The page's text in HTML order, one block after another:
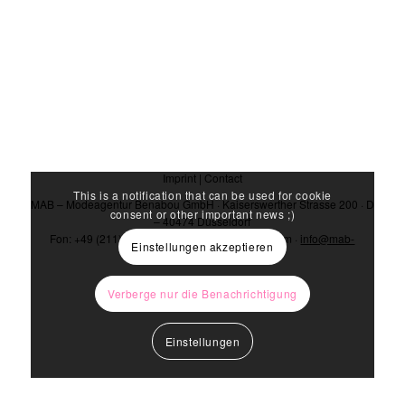
Imprint| Contact
MAB – Modeagentur Benabou GmbH · Kaiserswerther Strasse 200 · D
– 40474 Düsseldorf
Fon: +49 (211) 4371-490 · www.mab-fashion.com · info@mab-
fashion.com
This is a notification that can be used for cookie
consent or other important news ;)
Einstellungen akzeptieren
Verberge nur die Benachrichtigung
Einstellungen